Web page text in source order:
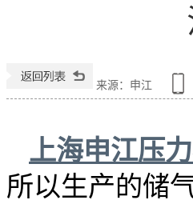
来源：申江
上海申江压
所以生产的储